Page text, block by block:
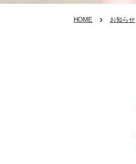
HOME お知らせ